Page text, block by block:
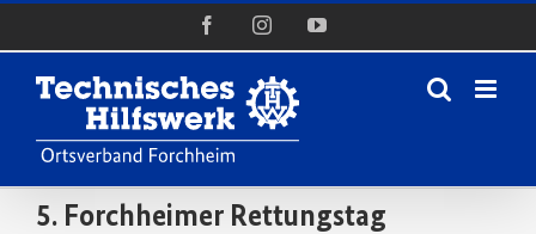
FacebookInstagramYouTube
5. Forchheimer Rettungstag